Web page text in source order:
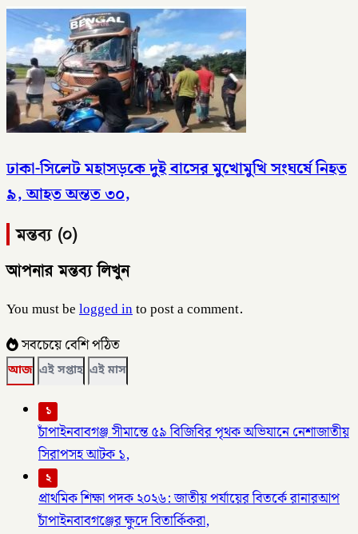
ঢাকা-সিলেট মহাসড়কে দুই বাসের মুখোমুখি সংঘর্ষে নিহত
৯, আহত অন্তত ৩০,
মন্তব্য (০)
আপনার মন্তব্য লিখুন
You must belogged into post a comment.
সবচেয়ে বেশি পঠিত
আজ এই সপ্তাহ এই মাস
১
চাঁপাইনবাবগঞ্জ সীমান্তে ৫৯ বিজিবির পৃথক অভিযানে নেশাজাতীয়
সিরাপসহ আটক ১,
২
প্রাথমিক শিক্ষা পদক ২০২৬: জাতীয় পর্যায়ের বিতর্কে রানারআপ
চাঁপাইনবাবগঞ্জের ক্ষুদে বিতার্কিকরা,